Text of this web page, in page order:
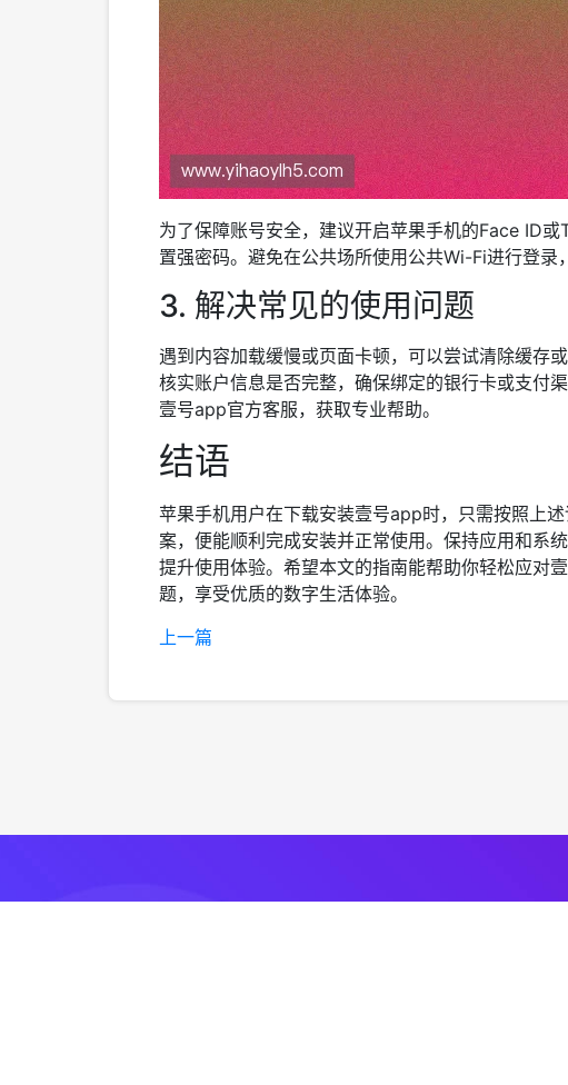
为了保障账号安全，建议开启苹果手机的Face ID
置强密码。避免在公共场所使用公共Wi-Fi进行登录
3. 解决常见的使用问题
遇到内容加载缓慢或页面卡顿，可以尝试清除缓存
核实账户信息是否完整，确保绑定的银行卡或支付
壹号app官方客服，获取专业帮助。
结语
苹果手机用户在下载安装壹号app时，只需按照上
案，便能顺利完成安装并正常使用。保持应用和系
提升使用体验。希望本文的指南能帮助你轻松应对
题，享受优质的数字生活体验。
上一篇